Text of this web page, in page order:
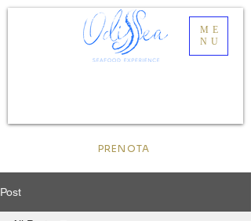
ME
NU
PRENOTA
Post